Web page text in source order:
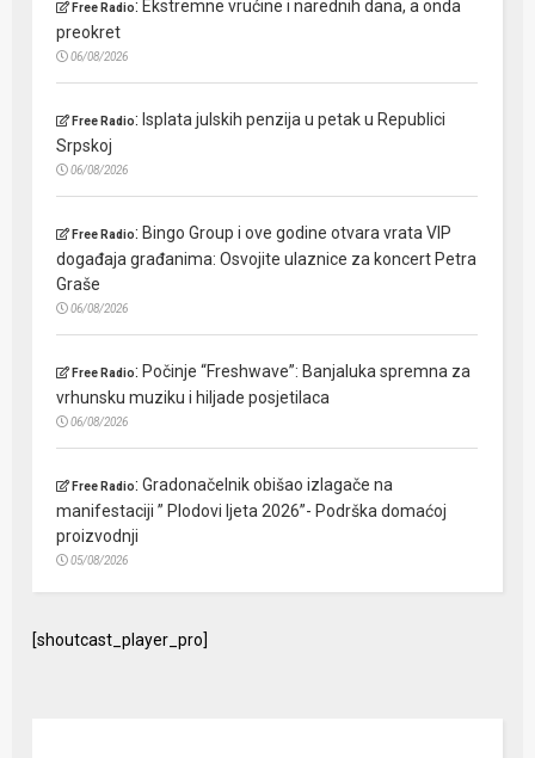
Free Radio: Ekstremne vrućine i narednih dana, a onda
preokret
06/08/2026
Free Radio: Isplata julskih penzija u petak u Republici
Srpskoj
06/08/2026
Free Radio: Bingo Group i ove godine otvara vrata VIP
događaja građanima: Osvojite ulaznice za koncert Petra
Graše
06/08/2026
Free Radio: Počinje “Freshwave”: Banjaluka spremna za
vrhunsku muziku i hiljade posjetilaca
06/08/2026
Free Radio:Gradonačelnik obišao izlagače na
manifestaciji ” Plodovi ljeta 2026”- Podrška domaćoj
proizvodnji
05/08/2026
[shoutcast_player_pro]